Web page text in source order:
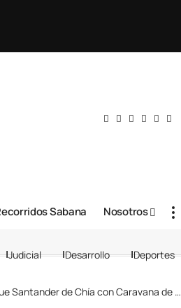
Sabana Nosotros
Judicial Desarrollo Deportes
de Chía con Caravana de Colores